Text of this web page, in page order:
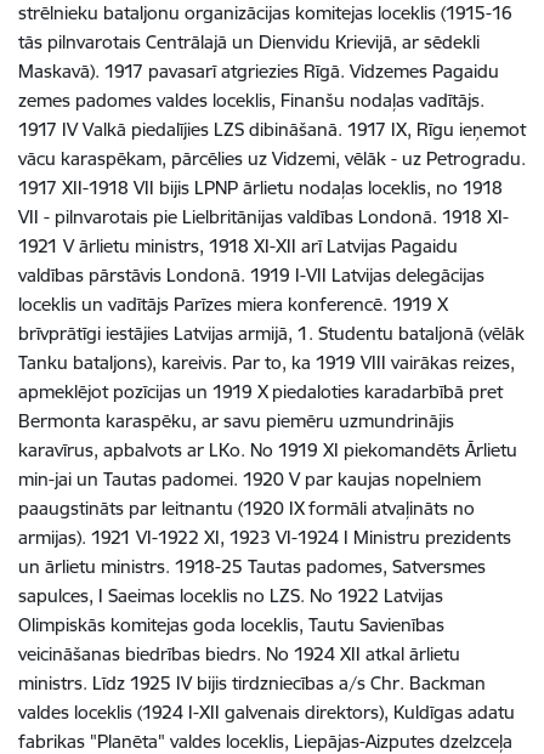
strēlnieku bataljonu organizācijas komitejas loceklis (1915-16
tās pilnvarotais Centrālajā un Dienvidu Krievijā, ar sēdekli
Maskavā). 1917 pavasarī atgriezies Rīgā. Vidzemes Pagaidu
zemes padomes valdes loceklis, Finanšu nodaļas vadītājs.
1917 IV Valkā piedalījies LZS dibināšanā. 1917 IX, Rīgu ieņemot
vācu karaspēkam, pārcēlies uz Vidzemi, vēlāk - uz Petrogradu.
1917 XII-1918 VII bijis LPNP ārlietu nodaļas loceklis, no 1918
VII - pilnvarotais pie Lielbritānijas valdības Londonā. 1918 XI-
1921 V ārlietu ministrs, 1918 XI-XII arī Latvijas Pagaidu
valdības pārstāvis Londonā. 1919 I-VII Latvijas delegācijas
loceklis un vadītājs Parīzes miera konferencē. 1919 X
brīvprātīgi iestājies Latvijas armijā, 1. Studentu bataljonā (vēlāk
Tanku bataljons), kareivis. Par to, ka 1919 VIII vairākas reizes,
apmeklējot pozīcijas un 1919 X piedaloties karadarbībā pret
Bermonta karaspēku, ar savu piemēru uzmundrinājis
karavīrus, apbalvots ar LKo. No 1919 XI piekomandēts Ārlietu
min-jai un Tautas padomei. 1920 V par kaujas nopelniem
paaugstināts par leitnantu (1920 IX formāli atvaļināts no
armijas). 1921 VI-1922 XI, 1923 VI-1924 I Ministru prezidents
un ārlietu ministrs. 1918-25 Tautas padomes, Satversmes
sapulces, I Saeimas loceklis no LZS. No 1922 Latvijas
Olimpiskās komitejas goda loceklis, Tautu Savienības
veicināšanas biedrības biedrs. No 1924 XII atkal ārlietu
ministrs. Līdz 1925 IV bijis tirdzniecības a/s Chr. Backman
valdes loceklis (1924 I-XII galvenais direktors), Kuldīgas adatu
fabrikas "Planēta" valdes loceklis, Liepājas-Aizputes dzelzceļa